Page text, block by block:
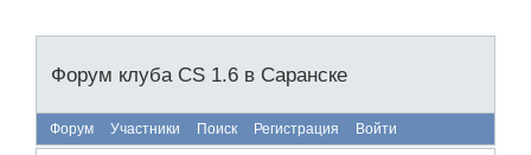
Форум клуба CS 1.6 в Саранске
Форум Участники Поиск Регистрация Войти